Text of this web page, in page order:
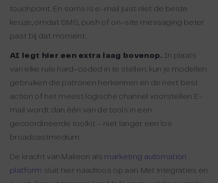
touchpoint. En soms is e-mail juist níet de beste
keuze, omdat SMS, push of on-site messaging beter
past bij dat moment.
AI legt hier een extra laag bovenop. In plaats
van elke rule hard-coded in te stellen, kun je modellen
gebruiken die patronen herkennen en de next best
action of het meest logische channel voorstellen. E-
mail wordt dan één van de tools in een
gecoördineerde toolkit – niet langer een los
broadcastmedium.
De kracht van Maileon als marketing automation
platform sluit hier naadloos op aan. Met integraties en